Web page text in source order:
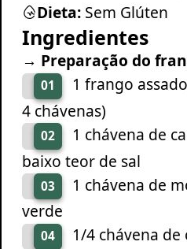
Dieta: Sem Glúten
Ingredientes
→ Preparação do
01
1 frango
4 chávenas)
02
1 chávena de
baixo teor de sal
03
1 chávena de
verde
04 1/4 chávena